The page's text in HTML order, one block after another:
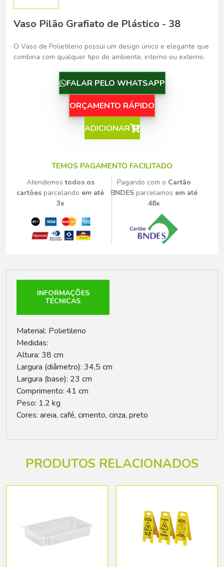
Vaso Pilão Grafiato de Plástico - 38
O Vaso de Polietileno possui um design único e elegante que
combina com qualquer tipo de ambiente, interno ou externo.
FALAR PELO WHATSAPP
ORÇAMENTO RÁPIDO
ADICIONAR
TEMOS PAGAMENTO FACILITADO
Atendemostodos os
cartões parcelando em até
3x
Pagando com o Cartão
BNDESparcelamos em até
48x
INFORMAÇÕES
TÉCNICAS
Material: Polietileno
Medidas:
Altura: 38 cm
Largura (diâmetro): 34,5 cm
Largura (base): 23 cm
Comprimento: 41 cm
Peso: 1.2 kg
Cores: areia, café, cimento, cinza, preto
PRODUTOS RELACIONADOS